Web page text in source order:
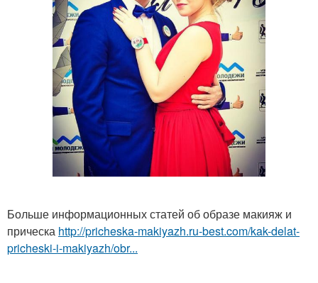
Больше информационных статей об образе макияж и
прическа http://pricheska-makiyazh.ru-best.com/kak-delat-
pricheski-i-makiyazh/obr...